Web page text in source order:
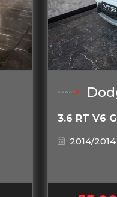
3.6 RT V6
2014/2014